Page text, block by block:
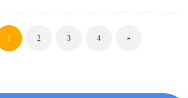
1 2 3 4 »